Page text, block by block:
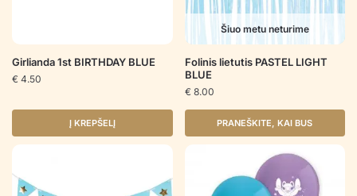
Girlianda 1st BIRTHDAY BLUE
€ 4.50
Į KREPŠELĮ
Šiuo metu neturime
Folinis lietutis PASTEL LIGHT
BLUE
€ 8.00
PRANEŠKITE, KAI BUS